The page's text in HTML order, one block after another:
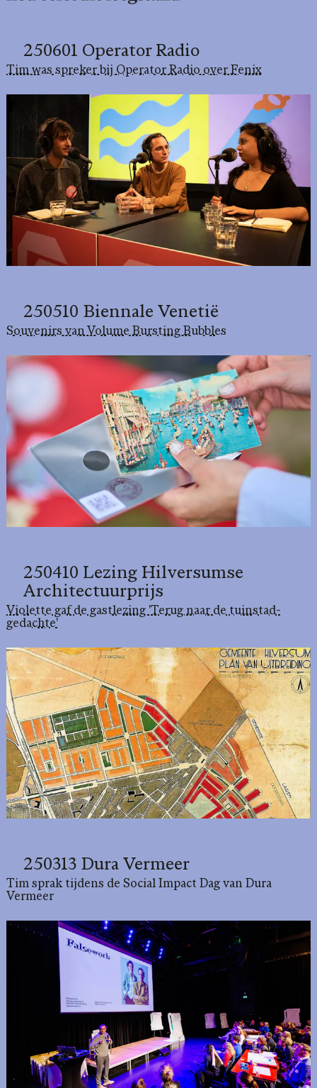
250601 Operator Radio
Tim was spreker bij Operator Radio over Fenix
250510 Biennale Venetië
Souvenirs van Volume Bursting Bubbles
250410 Lezing Hilversumse
Architectuurprijs
Violette gaf de gastlezing 'Terug naar de tuinstad-
gedachte'
250313 Dura Vermeer
Tim sprak tijdens de Social Impact Dag van Dura
Vermeer